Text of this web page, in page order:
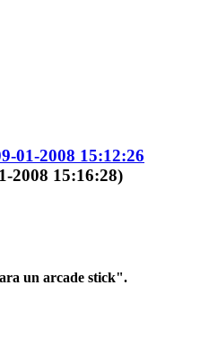
01-2008 15:12:26
2008 15:16:28)
un arcade stick".